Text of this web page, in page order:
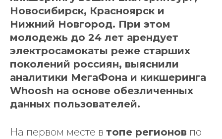
Новосибирск, Красноярск и
Нижний Новгород. При этом
молодежь до 24 лет арендует
электросамокаты реже старших
поколений россиян, выяснили
аналитики МегаФона и кикшеринга
Whoosh на основе обезличенных
данных пользователей.
На первом месте в топе регионов по